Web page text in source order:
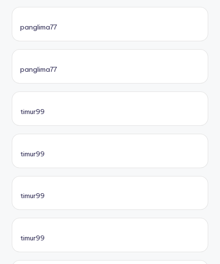
panglima77
panglima77
timur99
timur99
timur99
timur99